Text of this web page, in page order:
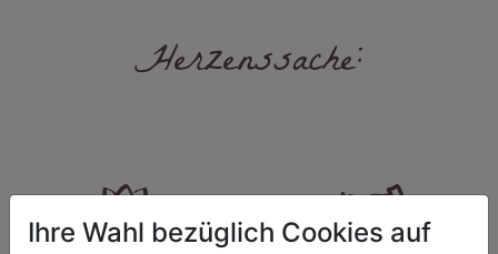
Herzenssache:
Ihre Wahl bezüglich Cookies auf